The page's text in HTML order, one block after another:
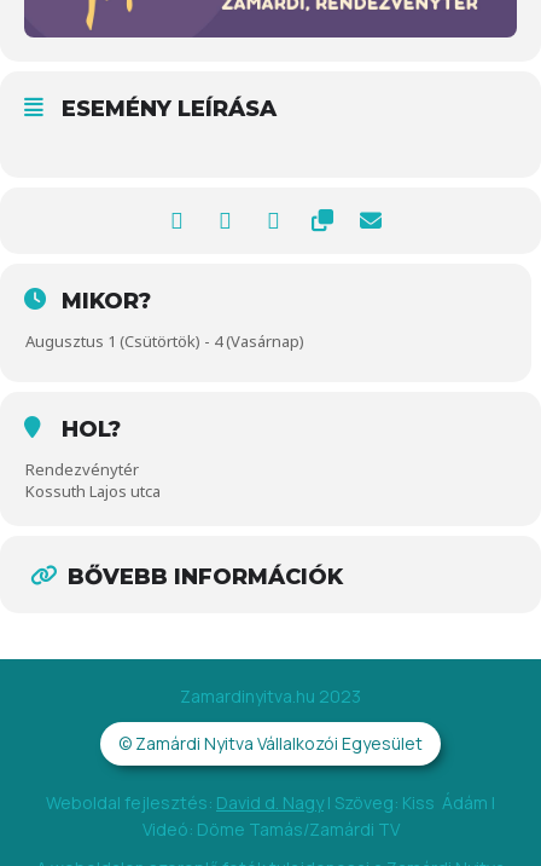
ESEMÉNY LEÍRÁSA
MIKOR?
Augusztus 1 (Csütörtök) - 4 (Vasárnap)
HOL?
Rendezvénytér
Kossuth Lajos utca
BŐVEBB INFORMÁCIÓK
Zamardinyitva.hu 2023
© Zamárdi Nyitva Vállalkozói Egyesület
Weboldal fejlesztés: David d. Nagy | Szöveg: Kiss Ádám |
Videó: Döme Tamás/Zamárdi TV